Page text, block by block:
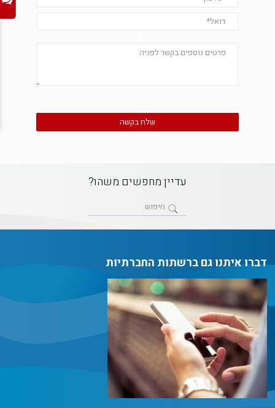
עדיין מחפשים משהו?
דברו איתנו גם ברשתות החברתיות